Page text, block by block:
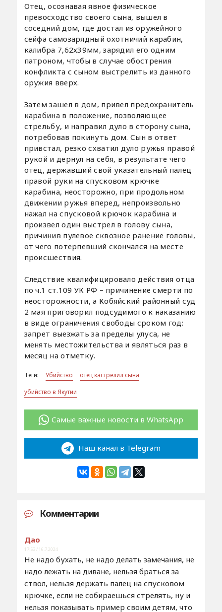
Отец, осознавая явное физическое
превосходство своего сына, вышел в
соседний дом, где достал из оружейного
сейфа самозарядный охотничий карабин,
калибра 7,62х39мм, зарядил его одним
патроном, чтобы в случае обострения
конфликта с сыном выстрелить из данного
оружия вверх.
Затем зашел в дом, привел предохранитель
карабина в положение, позволяющее
стрельбу, и направил дуло в сторону сына,
потребовав покинуть дом. Сын в ответ
привстал, резко схватил дуло ружья правой
рукой и дернул на себя, в результате чего
отец, державший свой указательный палец
правой руки на спусковом крючке
карабина, неосторожно, при продольном
движении ружья вперед, непроизвольно
нажал на спусковой крючок карабина и
произвел один выстрел в голову сына,
причинив пулевое сквозное ранение головы,
от чего потерпевший скончался на месте
происшествия.
Следствие квалифицировало действия отца
по ч.1 ст.109 УК РФ – причинение смерти по
неосторожности, а Кобяйский районный суд
2 мая приговорил подсудимого к наказанию
в виде ограничения свободы сроком год:
запрет выезжать за пределы улуса, не
менять местожительства и являться раз в
месяц на отметку.
Теги: Убийство
отец застрелил сына
убийство в Якутии
Самые важные новости в WhatsApp
Наш канал в Telegram
Комментарии
Дао
17:53 / 16.7.2024
Не надо бухать, не надо делать замечания, не
надо лежать на диване, нельзя браться за
ствол, нельзя держать палец на спусковом
крючке, если не собираешься стрелять, ну и
нельзя показывать пример своим детям, что